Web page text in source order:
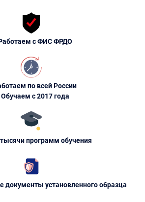
с ФИС ФРДО
по всей России
Обучаем с 2017 года
программ обучения
документы установленного образца